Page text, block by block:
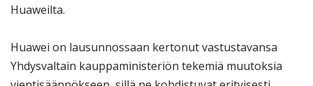
Huaweilta.
Huawei on lausunnossaan kertonut vastustavansa
Yhdysvaltain kauppaministeriön tekemiä muutoksia